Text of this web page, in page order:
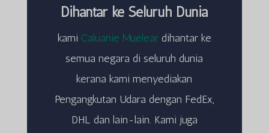
Dihantar ke Seluruh Dunia
kami Caluanie Mueleardihantar ke
semua negara di seluruh dunia
kerana kami menyediakan
Pengangkutan Udara dengan FedEx,
DHL dan lain-lain. Kami juga